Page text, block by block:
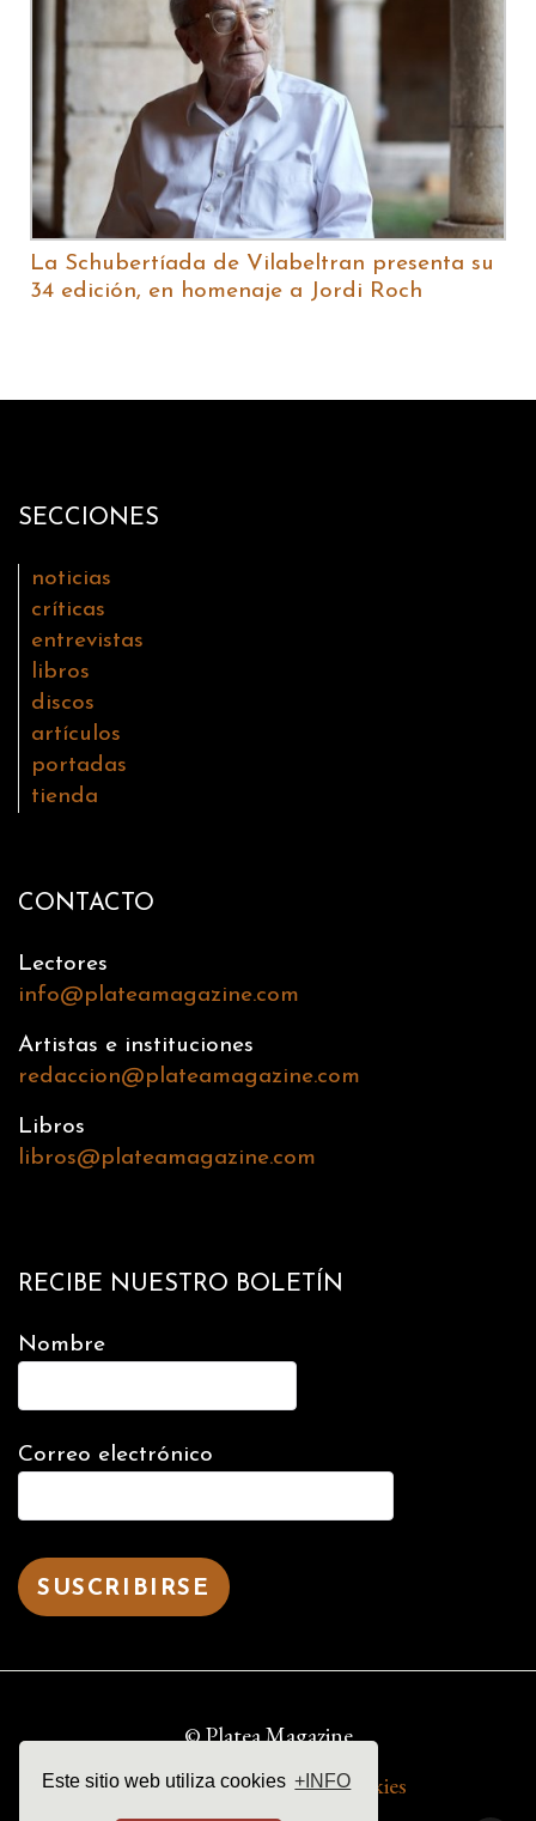
Este sitio web utiliza cookies +INFO
La Schubertíada de Vilabeltran presenta su
34 edición, en homenaje a Jordi Roch
SECCIONES
noticias
críticas
entrevistas
libros
discos
artículos
portadas
tienda
CONTACTO
Lectores
info@plateamagazine.com
Artistas e instituciones
redaccion@plateamagazine.com
Libros
libros@plateamagazine.com
RECIBE NUESTRO BOLETÍN
Nombre
Correo electrónico
© Platea Magazine
aviso legal | política de cookies